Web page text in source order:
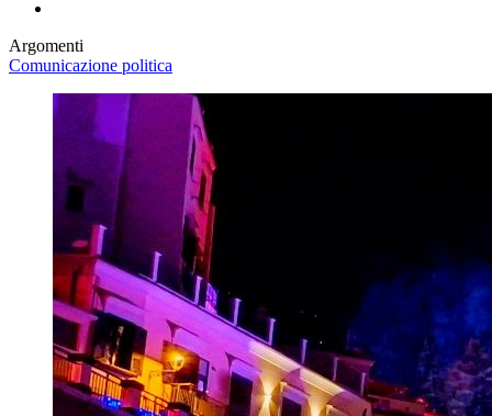
Argomenti
Comunicazione politica